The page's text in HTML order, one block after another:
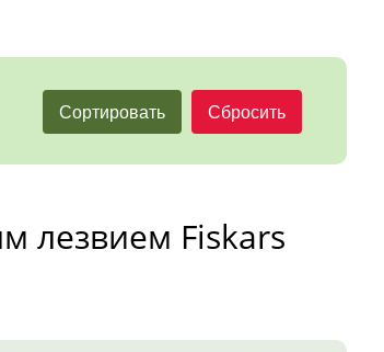
лезвием Fiskars